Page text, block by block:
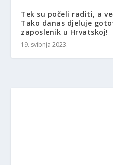
Tek su počeli raditi, a
Tako danas djeluje
zaposlenik u Hrvatskoj!
19. svibnja 2023.